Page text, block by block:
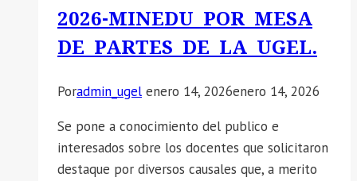
2026-MINEDU POR MESA
DE PARTES DE LA UGEL.
Poradmin_ugel enero 14, 2026enero 14, 2026
Se pone a conocimiento del publico e
interesados sobre los docentes que solicitaron
destaque por diversos causales que, a merito